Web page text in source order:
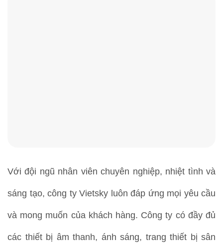
Với đội ngũ nhân viên chuyên nghiệp, nhiệt tình và
sáng tạo, công ty Vietsky luôn đáp ứng mọi yêu cầu
và mong muốn của khách hàng. Công ty có đầy đủ
các thiết bị âm thanh, ánh sáng, trang thiết bị sân